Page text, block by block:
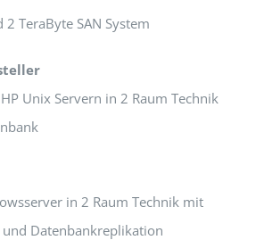
TeraByte SAN System
Unix Servern in 2 Raum Technik
in 2 Raum Technik mit
Datenbankreplikation